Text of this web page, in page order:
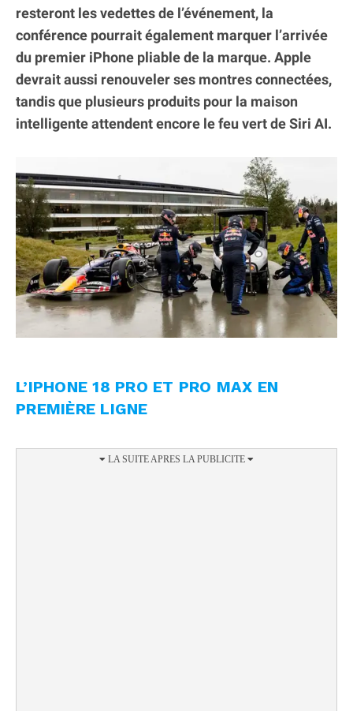
resteront les vedettes de l’événement, la
conférence pourrait également marquer l’arrivée
du premier iPhone pliable de la marque. Apple
devrait aussi renouveler ses montres connectées,
tandis que plusieurs produits pour la maison
intelligente attendent encore le feu vert de Siri AI.
L’IPHONE 18 PRO ET PRO MAX EN
PREMIÈRE LIGNE